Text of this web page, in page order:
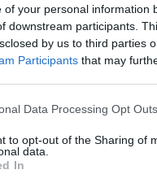
of your personal information
downstream participants.
by us to third parties
Participants that may
that this website/app uses
to your visit or usage
consent to Google and its
for below specified
Data Processing Opt Outs
to opt-out of the Sharing of
data.
In
millió dollárba
de így is szép profitot
őrület drágább lett a
mozikban.